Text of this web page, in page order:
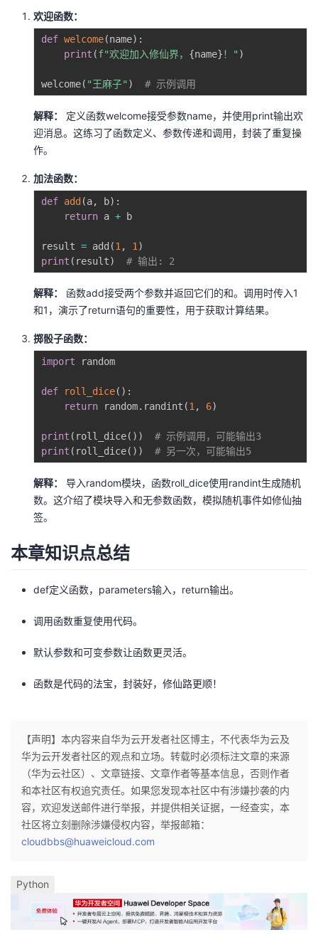
欢迎函数：
def welcome(name) :
print (f"欢迎加入修仙界， {name}！" )
welcome( "王麻子" ) # 示例调用
解释：
定义函数welcome接受参数name，并使用print输出欢
迎消息。这练习了函数定义、参数传递和调用，封装了重复操
作。
加法函数：
def add (a, b) :
return a + b
result = add (1 , 1 )
print ( result) # 输出: 2
解释：
函数add接受两个参数并返回它们的和。调用时传入1
和1，演示了return语句的重要性，用于获取计算结果。
掷骰子函数：
import random
def roll_dice( ) :
return random. randint (1 , 6)
print ( roll_dice( ) )
# 示例调用，可能输出3
print ( roll_dice( ) ) # 另一次，可能输出5
解释：
导入random模块，函数roll_dice使用randint生成随机
数。这介绍了模块导入和无参数函数，模拟随机事件如修仙抽
签。
本章知识点总结
def定义函数，parameters输入，return输出。
调用函数重复使用代码。
默认参数和可变参数让函数更灵活。
函数是代码的法宝，封装好，修仙路更顺！
【声明】本内容来自华为云开发者社区博主，不代表华为云及
华为云开发者社区的观点和立场。转载时必须标注文章的来源
（华为云社区）、文章链接、文章作者等基本信息，否则作者
和本社区有权追究责任。如果您发现本社区中有涉嫌抄袭的内
容，欢迎发送邮件进行举报，并提供相关证据，一经查实，本
社区将立刻删除涉嫌侵权内容，举报邮箱：
cloudbbs@huaweicloud.com
Python